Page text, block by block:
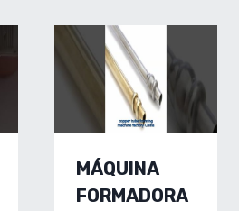
MÁQUINA
FORMADORA